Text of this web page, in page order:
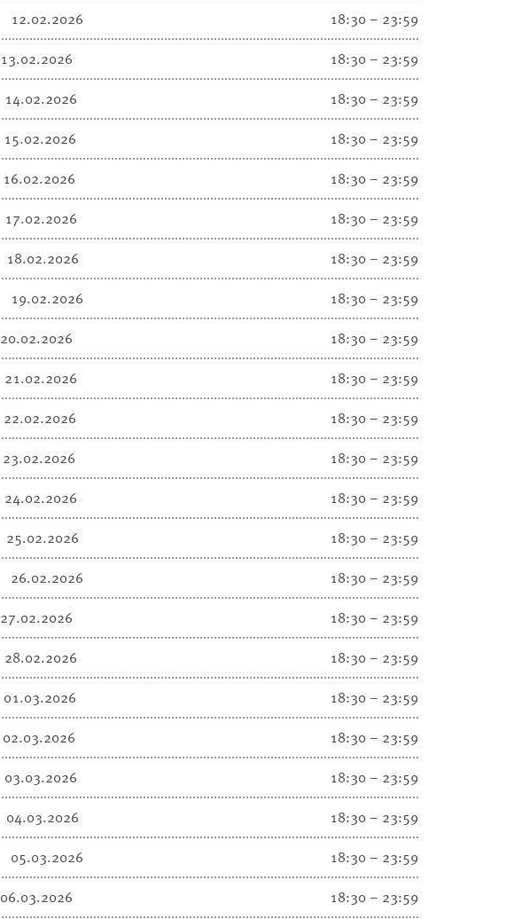
12.02.2026
18:30 – 23:59
13.02.2026
18:30 – 23:59
14.02.2026
18:30 – 23:59
15.02.2026
18:30 – 23:59
16.02.2026
18:30 – 23:59
17.02.2026
18:30 – 23:59
18.02.2026
18:30 – 23:59
19.02.2026
18:30 – 23:59
20.02.2026
18:30 – 23:59
21.02.2026
18:30 – 23:59
22.02.2026
18:30 – 23:59
23.02.2026
18:30 – 23:59
24.02.2026
18:30 – 23:59
25.02.2026
18:30 – 23:59
26.02.2026
18:30 – 23:59
27.02.2026
18:30 – 23:59
28.02.2026
18:30 – 23:59
01.03.2026
18:30 – 23:59
02.03.2026
18:30 – 23:59
03.03.2026
18:30 – 23:59
04.03.2026
18:30 – 23:59
05.03.2026
18:30 – 23:59
06.03.2026 18:30 – 23:59